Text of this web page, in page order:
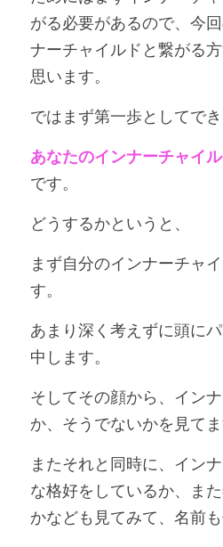
がる必要があるので、今
ナーチャイルドと繋がる
思います。
ではまず第一歩としてでき
あなたのインナーチャイ
です。
どうするかというと、
まず自分のインナーチャ
す。
あまり深く考えずに頭に
中します。
そしてその顔から、イン
か、そうでないかを見てま
またそれと同時に、イン
な格好をしているか、ま
かなども見てみて、名前